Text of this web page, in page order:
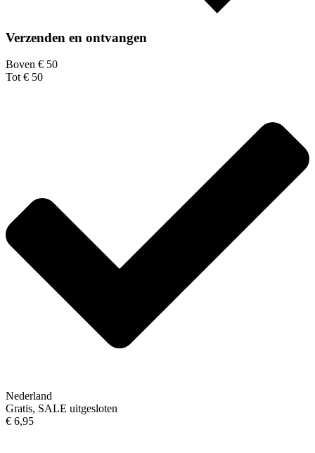
Verzenden en ontvangen
Boven € 50
Tot € 50
Nederland
Gratis, SALE uitgesloten
€ 6,95